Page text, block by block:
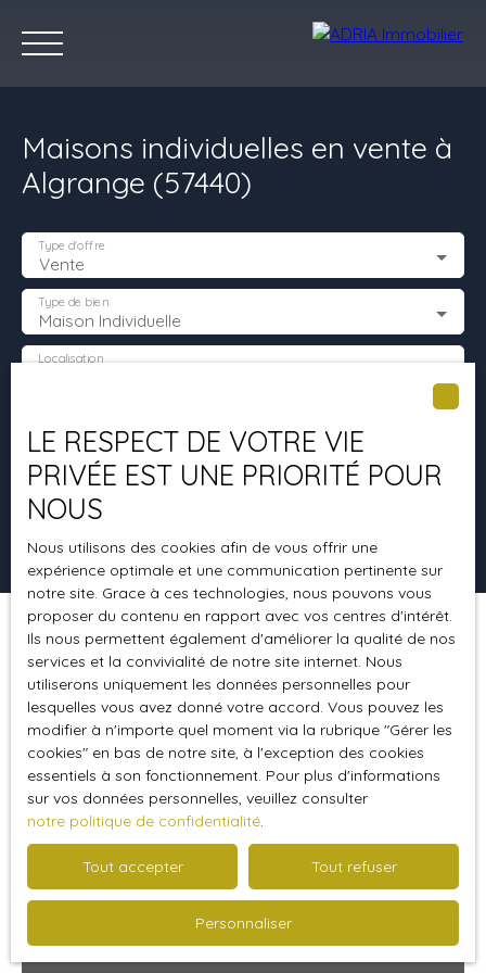
Accueil Acheter
Maisons individuelles en vente à
Algrange (57440)
Vente
Type d'offre
Maison Individuelle
Type de bien
Localisation
Surface min (m²)
Rechercher
Pertinence
Trier par Créer une alerte
309 000€
Vendu
LE RESPECT DE VOTRE VIE
PRIVÉE EST UNE PRIORITÉ POUR
NOUS
Nous utilisons des cookies afin de vous offrir une
expérience optimale et une communication pertinente sur
notre site. Grace à ces technologies, nous pouvons vous
proposer du contenu en rapport avec vos centres d'intérêt.
Ils nous permettent également d'améliorer la qualité de nos
services et la convivialité de notre site internet. Nous
utiliserons uniquement les données personnelles pour
lesquelles vous avez donné votre accord. Vous pouvez les
modifier à n'importe quel moment via la rubrique ″Gérer les
cookies″ en bas de notre site, à l'exception des cookies
essentiels à son fonctionnement. Pour plus d'informations
sur vos données personnelles, veuillez consulter
notre politique de confidentialité.
Tout accepter Tout refuser
Personnaliser